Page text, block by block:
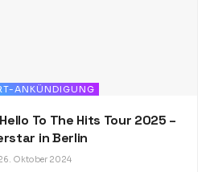
ANKÜNDIGUNG
To The Hits Tour 2025 –
in Berlin
Oktober 2024